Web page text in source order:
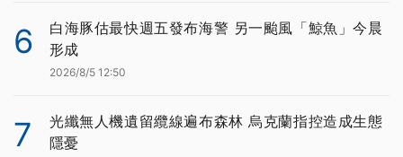
6
白海豚估最快週五發布海警 另一颱風「鯨魚」今晨
形成
2026/8/5 12:50
7
光纖無人機遺留纜線遍布森林 烏克蘭指控造成生態
隱憂